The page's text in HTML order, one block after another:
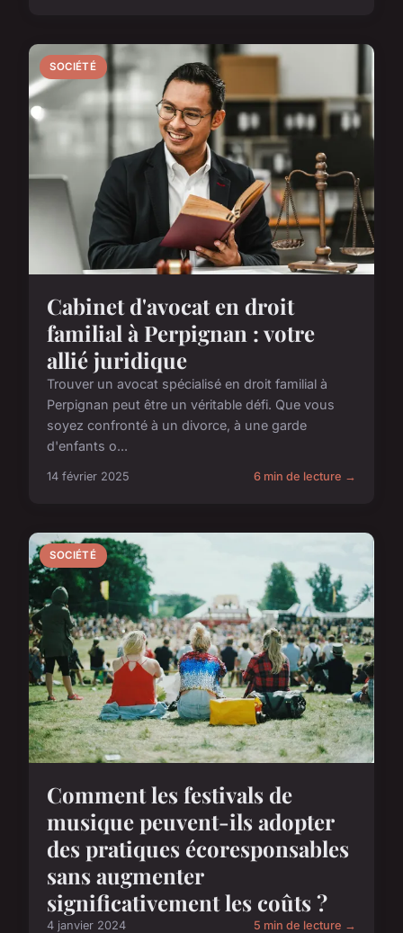
SOCIÉTÉ
Cabinet d'avocat en droit
familial à Perpignan : votre
allié juridique
Trouver un avocat spécialisé en droit familial à
Perpignan peut être un véritable défi. Que vous
soyez confronté à un divorce, à une garde
d'enfants o...
14 février 2025 6 min de lecture →
SOCIÉTÉ
Comment les festivals de
musique peuvent-ils adopter
des pratiques écoresponsables
sans augmenter
significativement les coûts ?
4 janvier 2024 5 min de lecture →